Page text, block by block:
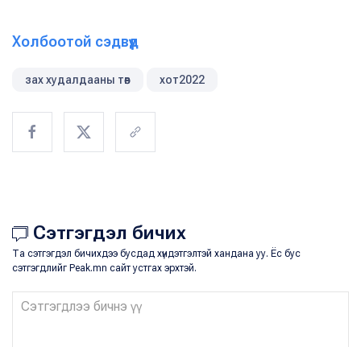
Холбоотой сэдвүүд
зах худалдааны төв хот2022
Сэтгэгдэл бичих
Та сэтгэгдэл бичихдээ бусдад хүндэтгэлтэй хандана уу. Ёс бус
сэтгэгдлийг Peak.mn сайт устгах эрхтэй.